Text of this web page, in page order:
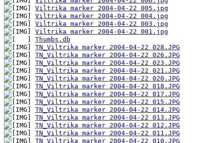
Viltrika marker 2004-04-22 005.jpg
Viltrika marker 2004-04-22 004.jpg
Viltrika marker 2004-04-22 003.jpg
Viltrika marker 2004-04-22 001.jpg
Thumbs.db
TN_Viltrika marker 2004-04-22 028.JPG
TN_Viltrika marker 2004-04-22 026.JPG
TN_Viltrika marker 2004-04-22 023.JPG
TN_Viltrika marker 2004-04-22 021.JPG
TN_Viltrika marker 2004-04-22 020.JPG
TN_Viltrika marker 2004-04-22 018.JPG
TN_Viltrika marker 2004-04-22 017.JPG
TN_Viltrika marker 2004-04-22 015.JPG
TN_Viltrika marker 2004-04-22 014.JPG
TN_Viltrika marker 2004-04-22 013.JPG
TN_Viltrika marker 2004-04-22 012.JPG
TN_Viltrika marker 2004-04-22 011.JPG
TN_Viltrika marker 2004-04-22 010.JPG